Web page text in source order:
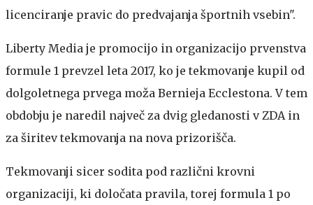
licenciranje pravic do predvajanja športnih vsebin".
Liberty Media je promocijo in organizacijo prvenstva
formule 1 prevzel leta 2017, ko je tekmovanje kupil od
dolgoletnega prvega moža Bernieja Ecclestona. V tem
obdobju je naredil največ za dvig gledanosti v ZDA in
za širitev tekmovanja na nova prizorišča.
Tekmovanji sicer sodita pod različni krovni
organizaciji, ki določata pravila, torej formula 1 po